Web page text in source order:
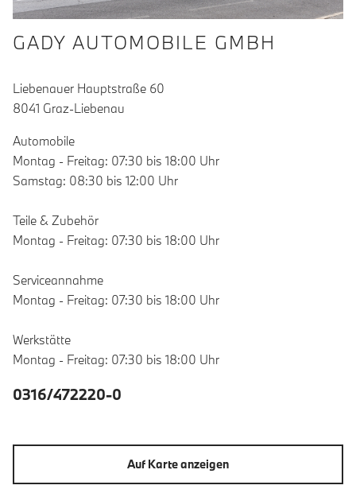
GADY AUTOMOBILE GMBH
Liebenauer Hauptstraße 60
8041 Graz-Liebenau
Automobile
Montag - Freitag: 07:30 bis 18:00 Uhr
Samstag: 08:30 bis 12:00 Uhr
Teile & Zubehör
Montag - Freitag: 07:30 bis 18:00 Uhr
Serviceannahme
Montag - Freitag: 07:30 bis 18:00 Uhr
Werkstätte
Montag - Freitag: 07:30 bis 18:00 Uhr
0316/472220-0
Auf Karte anzeigen